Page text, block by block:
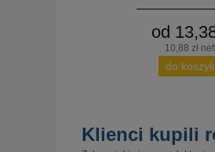
od
10,88 zł
do
Klienci kupili